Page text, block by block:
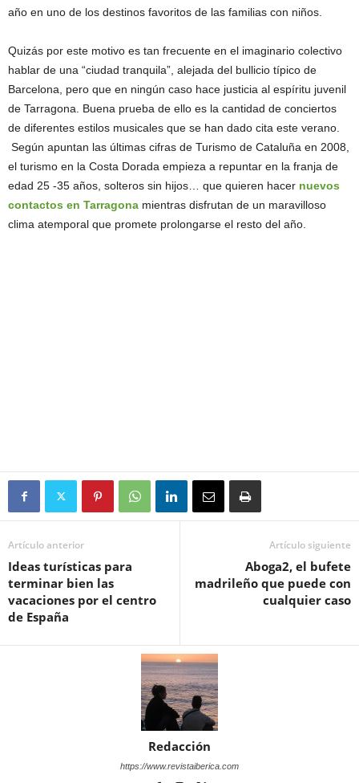
año en uno de los destinos favoritos de las familias con niños.
Quizás por este motivo es tan frecuente en el imaginario colectivo
hablar de una “ciudad tranquila”, alejada del bullicio típico de
Barcelona, pero que en ningún caso hace justicia al espíritu juvenil
de Tarragona. Buena prueba de ello es la cantidad de conciertos
de diferentes estilos musicales que se han dado cita este verano.
Según apuntan las últimas cifras de Turismo de Cataluña en 2008,
el turismo en la Costa Dorada empieza a repuntar en la franja de
edad 25 -35 años, solteros sin hijos… que quieren hacer nuevos
contactos en Tarragona mientras disfrutan de un maravilloso
clima atemporal que promete prolongarse el resto del año.
Artículo anterior
Ideas turísticas para
terminar bien las
vacaciones por el centro
de España
Artículo siguiente
Aboga2, el bufete
madrileño que puede con
cualquier caso
Redacción
https://www.revistaiberica.com